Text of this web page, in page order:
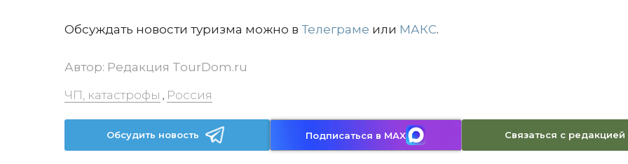
Обсуждать новости туризма можно в Телеграме или МАКС.
Автор: Редакция TourDom.ru
ЧП, катастрофы , Россия
Обсудить новость Подписаться в MAX Связаться с редакцией